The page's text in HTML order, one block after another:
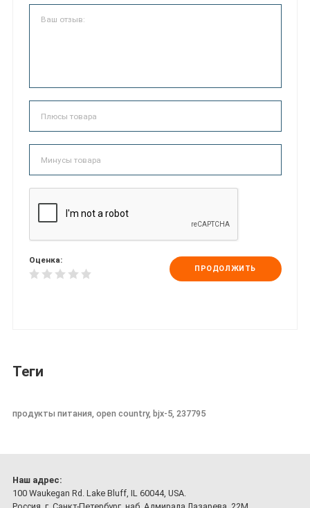
Оценка:
ПРОДОЛЖИТЬ
Теги
продукты питания, open country, bjx-5, 237795
Наш адрес:
100 Waukegan Rd. Lake Bluff, IL 60044, USA.